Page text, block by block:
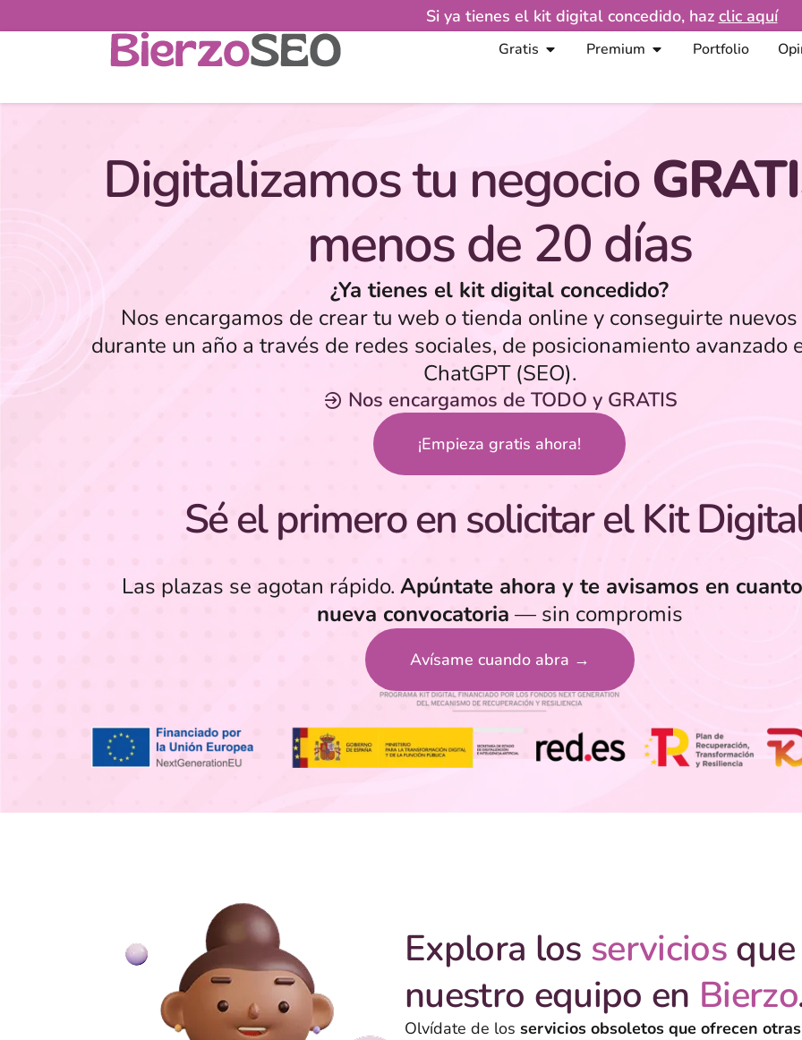
Si ya tienes el kit digital concedido, haz clic aquí
Gratis Premium Portfolio
Digitalizamos tu negocio
menos de 20 días
¿Ya tienes el kit digital concedido?
Nos encargamos de crear tu web o tienda online y conseguirte
durante un año a través de redes sociales, de posicionamiento avanzado
ChatGPT (SEO).
Nos encargamos de TODO y GRATIS
¡Empieza gratis ahora!
Sé el primero en solicitar el Kit
Las plazas se agotan rápido. Apúntate ahora y te avisamos en
nueva convocatoria — sin compromis
Avísame cuando abra →
Explora los servicios
nuestro equipo en Bierzo
Olvídate de los servicios obsoletos que ofrecen